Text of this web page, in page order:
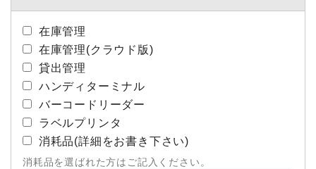
在庫管理
在庫管理(クラウド版)
貸出管理
ハンディターミナル
バーコードリーダー
ラベルプリンタ
消耗品(詳細をお書き下さい)
消耗品を選ばれた方はご記入ください。